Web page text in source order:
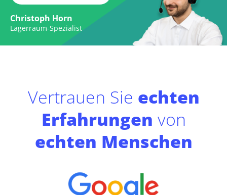
Christoph Horn
Lagerraum-Spezialist
Vertrauen Sie echten
Erfahrungen von
echten Menschen